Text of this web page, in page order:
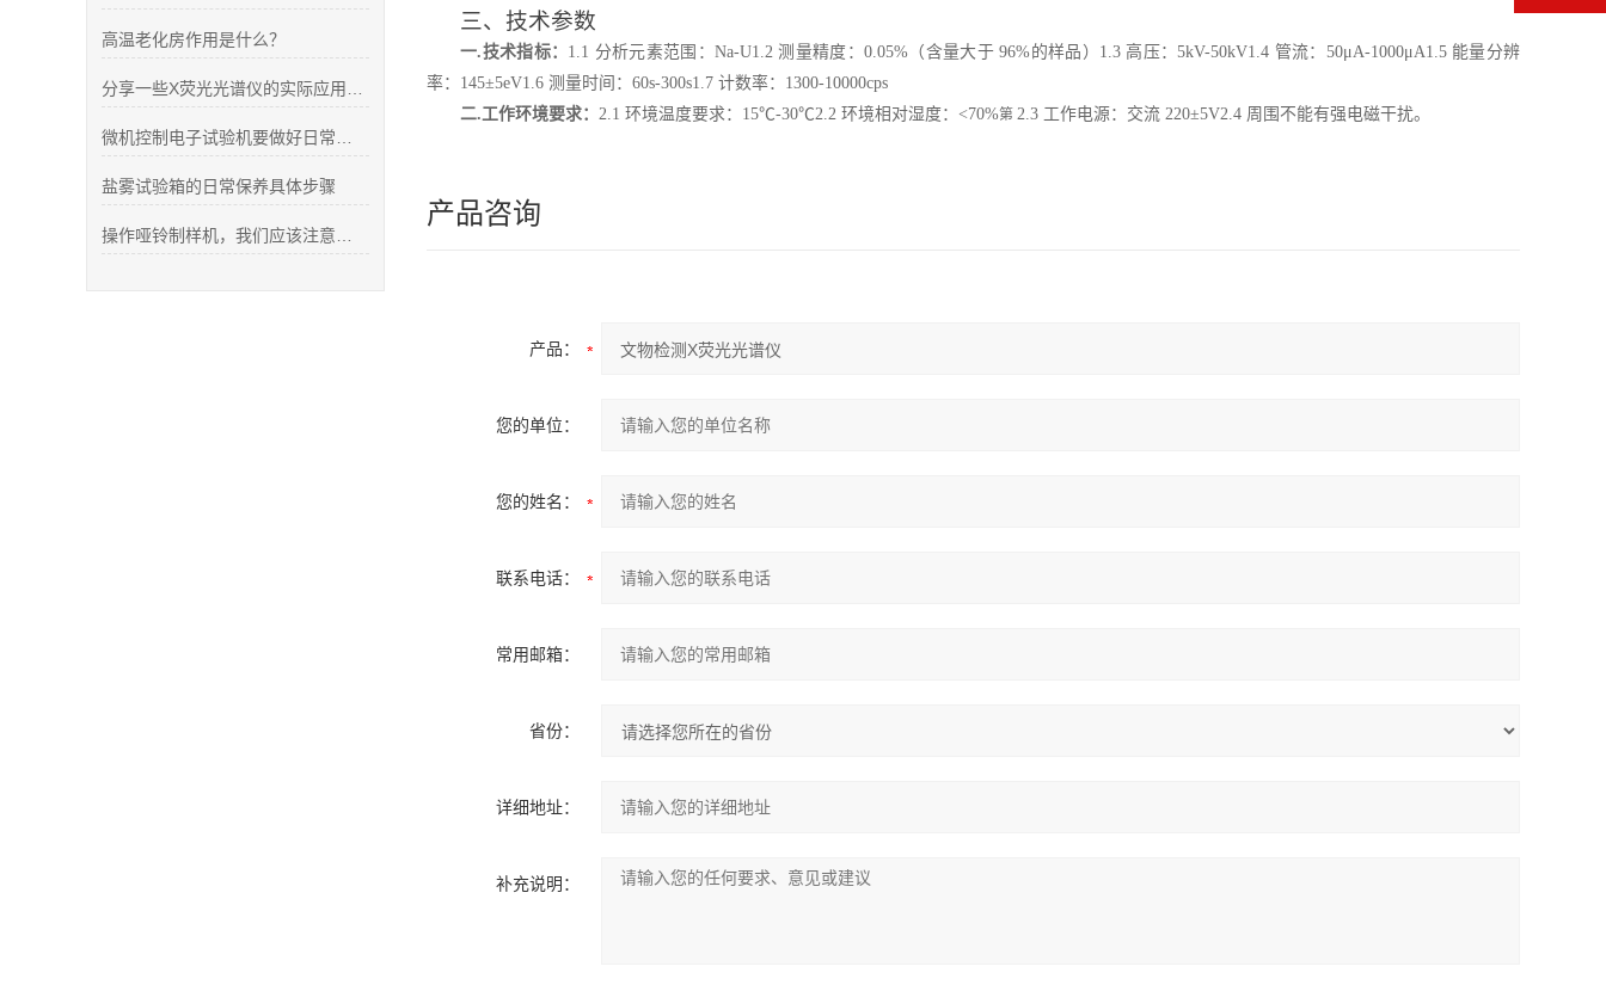
高温老化房作用是什么？
盐雾试验箱的日常保养具体步骤
三、技术参数
一.技术指标： 1.1 分析元素范围：Na-U1.2 测量精度：0.05%（含量大于 96%的样品） 1.3 高压：5kV-50kV1.4 管流：50μA-1000μA1.5 能量分辨
率：145±5eV1.6 测量时间： 60s-300s1.7 计数率：1300-10000cps
二.工作环境要求： 2.1 环境温度要求：15℃-30℃2.2 环境相对湿度：<70%第 2.3 工作电源：交流 220±5V2.4 周围不能有强电磁干扰。
产品咨询
产品：
您的单位：
您的姓名：
联系电话：
常用邮箱：
省份：
详细地址：
补充说明：